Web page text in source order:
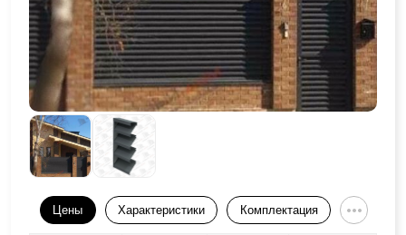
Цены Характеристики Комплектация